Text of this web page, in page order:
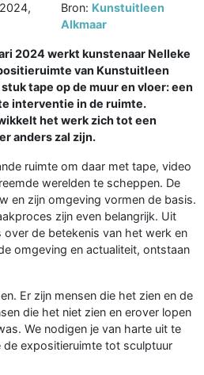
Bron: Kunstuitleen
Alkmaar
2024 werkt kunstenaar Nelleke
van Kunstuitleen
tape op de muur en vloer: een
interventie in de ruimte.
het werk zich tot een
anders zal zijn.
ruimte om daar met tape, video
werelden te scheppen. De
en zijn omgeving vormen de basis.
zijn even belangrijk. Uit
de betekenis van het werk en
omgeving en actualiteit, ontstaan
Er zijn mensen die het zien en de
die het niet zien en erover lopen
We nodigen je van harte uit te
de expositieruimte tot sculptuur